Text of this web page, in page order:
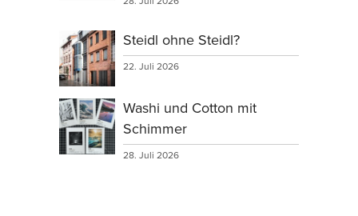
Steidl ohne Steidl?
22. Juli 2026
Washi und Cotton mit
Schimmer
28. Juli 2026